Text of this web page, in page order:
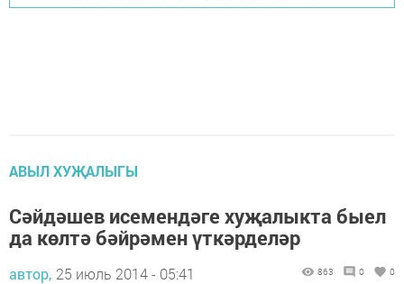
АВЫЛ ХУҖАЛЫГЫ
Сәйдәшев исемендәге хуҗалыкта быел
да көлтә бәйрәмен үткәрделәр
автор, 25 июль 2014 - 05:41 863 0 0